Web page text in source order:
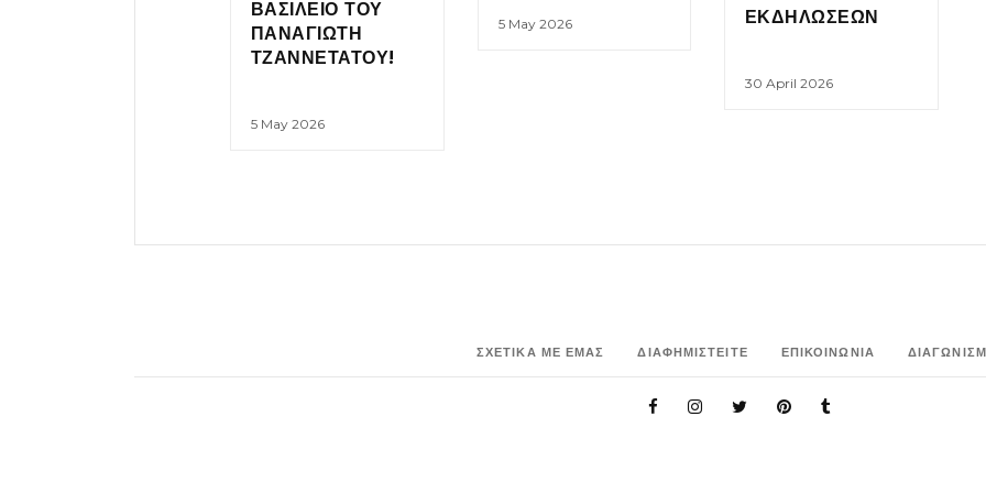
ΒΑΣΙΛΕΙΟ ΤΟΥ
ΠΑΝΑΓΙΩΤΗ
ΤΖΑΝΝΕΤΑΤΟΥ!
5 May 2026
5 May 2026
ΕΚΔΗΛΩΣΕΩΝ
30 April 2026
ΣΧΕΤΙΚΑ ΜΕ ΕΜΑΣ ΔΙΑΦΗΜΙΣΤΕΙΤΕ ΕΠΙΚΟΙΝΩΝΙΑ